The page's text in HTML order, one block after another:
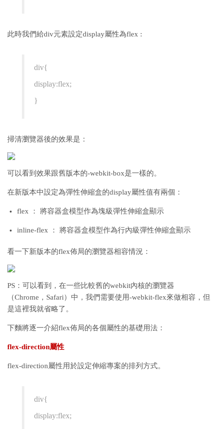
此時我們給div元素設定display屬性為flex :
div{
display:flex;
}
掃清瀏覽器後的效果是：
可以看到效果跟舊版本的-webkit-box是一樣的。
在新版本中設定為彈性伸縮盒的display屬性值有兩個：
flex ： 將容器盒模型作為塊級彈性伸縮盒顯示
inline-flex ： 將容器盒模型作為行內級彈性伸縮盒顯示
看一下新版本的flex佈局的瀏覽器相容情況：
PS：可以看到，在一些比較舊的webkit內核的瀏覽器
（Chrome，Safari）中，我們需要使用-webkit-flex來做相容，但
是這裡我就省略了。
下麵將逐一介紹flex佈局的各個屬性的基礎用法：
flex-direction屬性
flex-direction屬性用於設定伸縮專案的排列方式。
div{
display:flex;